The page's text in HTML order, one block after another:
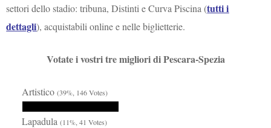
settori dello stadio: tribuna, Distinti e Curva Piscina (tutti i
dettagli), acquistabili online e nelle biglietterie.
Votate i vostri tre migliori di Pescara-Spezia
Artistico(39%, 146 Votes)
Lapadula(11%, 41 Votes)